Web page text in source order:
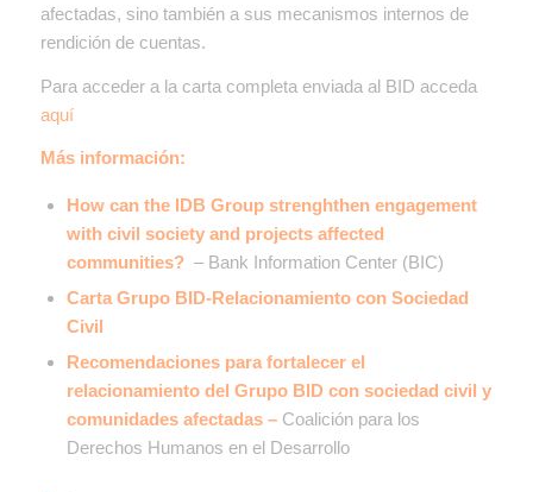
afectadas, sino también a sus mecanismos internos de
rendición de cuentas.
Para acceder a la carta completa enviada al BID acceda
aquí
Más información:
How can the IDB Group strenghthen engagement
with civil society and projects affected
communities? – Bank Information Center (BIC)
Carta Grupo BID-Relacionamiento con Sociedad
Civil
Recomendaciones para fortalecer el
relacionamiento del Grupo BID con sociedad civil y
comunidades afectadas– Coalición para los
Derechos Humanos en el Desarrollo